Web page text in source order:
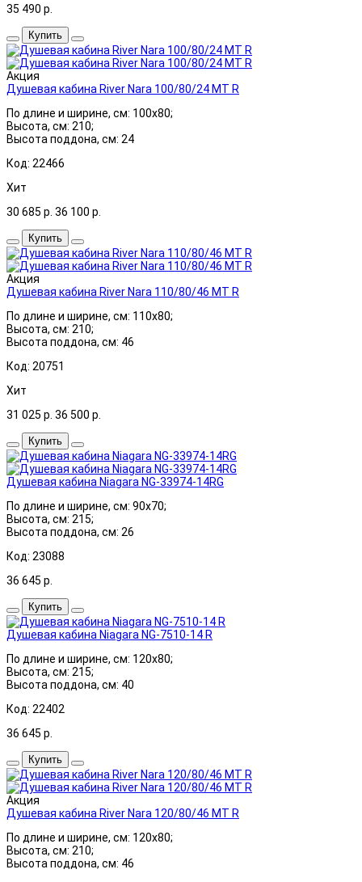
35 490 р.
Купить
Акция
Душевая кабина River Nara 100/80/24 МТ R
По длине и ширине, см: 100x80;
Высота, см: 210;
Высота поддона, см: 24
Код: 22466
Хит
30 685 р. 36 100 р.
Купить
Акция
Душевая кабина River Nara 110/80/46 МТ R
По длине и ширине, см: 110x80;
Высота, см: 210;
Высота поддона, см: 46
Код: 20751
Хит
31 025 р. 36 500 р.
Купить
Душевая кабина Niagara NG-33974-14RG
По длине и ширине, см: 90x70;
Высота, см: 215;
Высота поддона, см: 26
Код: 23088
36 645 р.
Купить
Душевая кабина Niagara NG-7510-14 R
По длине и ширине, см: 120x80;
Высота, см: 215;
Высота поддона, см: 40
Код: 22402
36 645 р.
Купить
Акция
Душевая кабина River Nara 120/80/46 МТ R
По длине и ширине, см: 120x80;
Высота, см: 210;
Высота поддона, см: 46